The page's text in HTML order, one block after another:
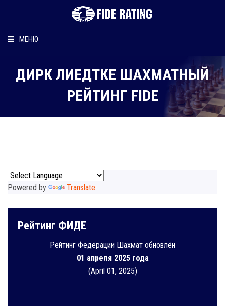
МЕНЮ
Рейтинг шахматиста
Персональный информер
ДИРК ЛИЕДТКЕ ШАХМАТНЫЙ
РЕЙТИНГ FIDE
Powered by Translate
Рейтинг ФИДЕ
Рейтинг Федерации Шахмат обновлён
01 апреля 2025 года
(April 01, 2025)